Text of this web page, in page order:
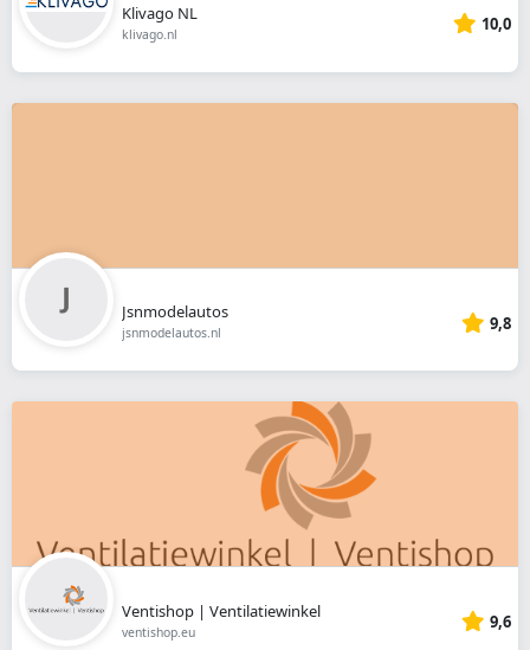
Klivago NL
klivago.nl 10,0
Jsnmodelautos
jsnmodelautos.nl 9,8
Ventishop | Ventilatiewinkel
ventishop.eu 9,6